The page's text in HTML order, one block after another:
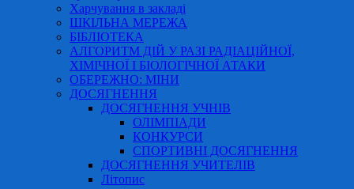
Харчування в закладі
ШКІЛЬНА МЕРЕЖА
БІБЛІОТЕКА
АЛГОРИТМ ДІЙ У РАЗІ РАДІАЦІЙНОЇ,
ХІМІЧНОЇ І БІОЛОГІЧНОЇ АТАКИ
ОБЕРЕЖНО: МІНИ
ДОСЯГНЕННЯ
ДОСЯГНЕННЯ УЧНІВ
ОЛІМПІАДИ
КОНКУРСИ
СПОРТИВНІ ДОСЯГНЕННЯ
ДОСЯГНЕННЯ УЧИТЕЛІВ
Літопис